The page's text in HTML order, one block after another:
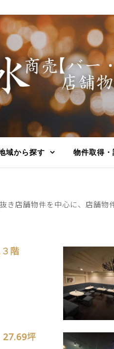
域から探す 物件取得
き店舗物件を中心に、店舗物
階
27.69坪